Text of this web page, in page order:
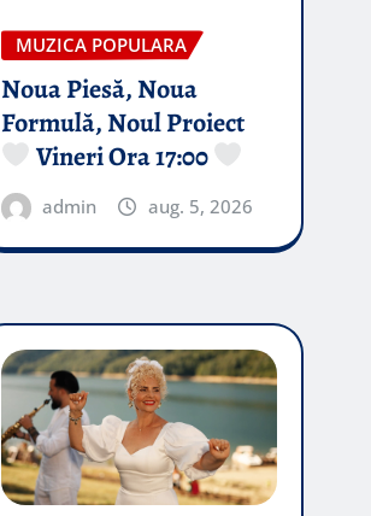
MUZICA POPULARA
Noua Piesă, Noua
Formulă, Noul Proiect
Vineri Ora 17:00
admin aug. 5, 2026